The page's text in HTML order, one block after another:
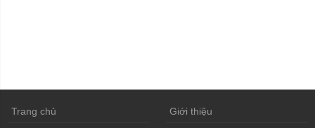
Trang chủ Giới thiệu